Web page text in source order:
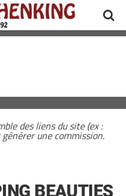
des liens du site (ex :
une commission.
BEAUTIES